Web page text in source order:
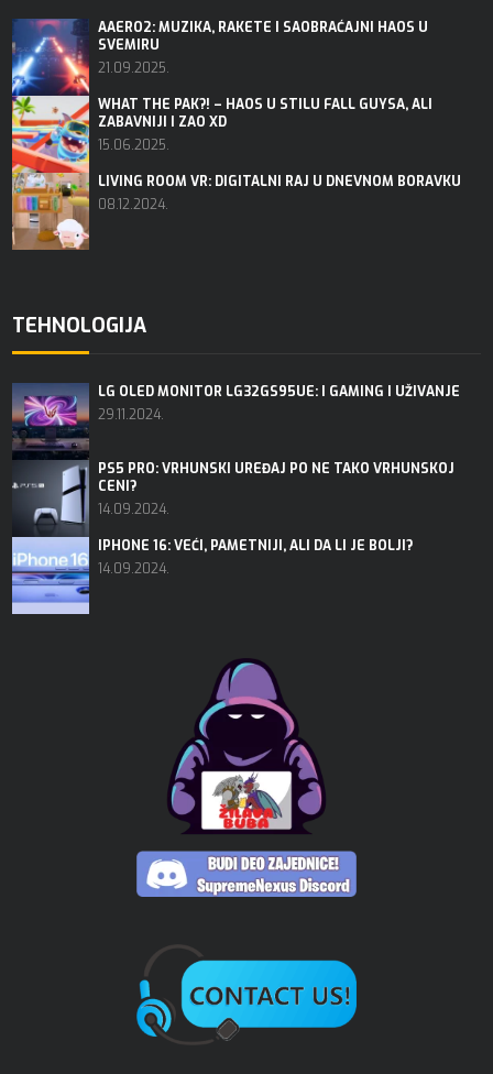
AAERO2: MUZIKA, RAKETE I SAOBRAĆAJNI HAOS U
SVEMIRU
21.09.2025.
WHAT THE PAK?! – HAOS U STILU FALL GUYSA, ALI
ZABAVNIJI I ZAO XD
15.06.2025.
LIVING ROOM VR: DIGITALNI RAJ U DNEVNOM BORAVKU
08.12.2024.
TEHNOLOGIJA
LG OLED MONITOR LG32GS95UE: I GAMING I UŽIVANJE
29.11.2024.
PS5 PRO: VRHUNSKI UREĐAJ PO NE TAKO VRHUNSKOJ
CENI?
14.09.2024.
IPHONE 16: VEĆI, PAMETNIJI, ALI DA LI JE BOLJI?
14.09.2024.